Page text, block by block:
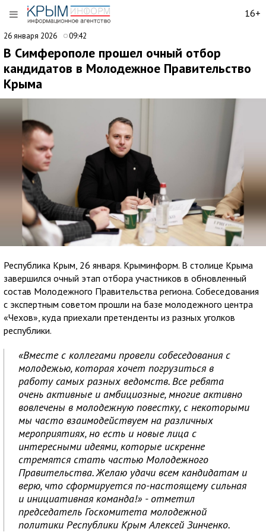
16+
26 января 2026 09:42
В Симферополе прошел очный отбор
кандидатов в Молодежное Правительство
Крыма
Республика Крым, 26 января. Крыминформ. В столице Крыма
завершился очный этап отбора участников в обновленный
состав Молодежного Правительства региона. Собеседования
с экспертным советом прошли на базе молодежного центра
«Чехов», куда приехали претенденты из разных уголков
республики.
«Вместе с коллегами провели собеседования с
молодежью, которая хочет погрузиться в
работу самых разных ведомств. Все ребята
очень активные и амбициозные, многие активно
вовлечены в молодежную повестку, с некоторыми
мы часто взаимодействуем на различных
мероприятиях, но есть и новые лица с
интересными идеями, которые искренне
стремятся стать частью Молодежного
Правительства. Желаю удачи всем кандидатам и
верю, что сформируется по-настоящему сильная
и инициативная команда!» - отметил
председатель Госкомитета молодежной
политики Республики Крым Алексей Зинченко.